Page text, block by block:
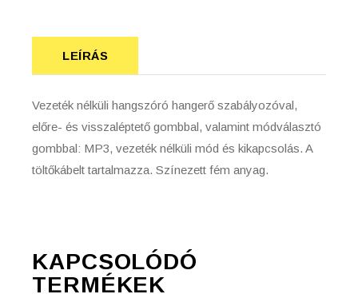
LEÍRÁS
Vezeték nélküli hangszóró hangerő szabályozóval,
előre- és visszaléptető gombbal, valamint módválasztó
gombbal: MP3, vezeték nélküli mód és kikapcsolás. A
töltőkábelt tartalmazza. Színezett fém anyag.
KAPCSOLÓDÓ
TERMÉKEK